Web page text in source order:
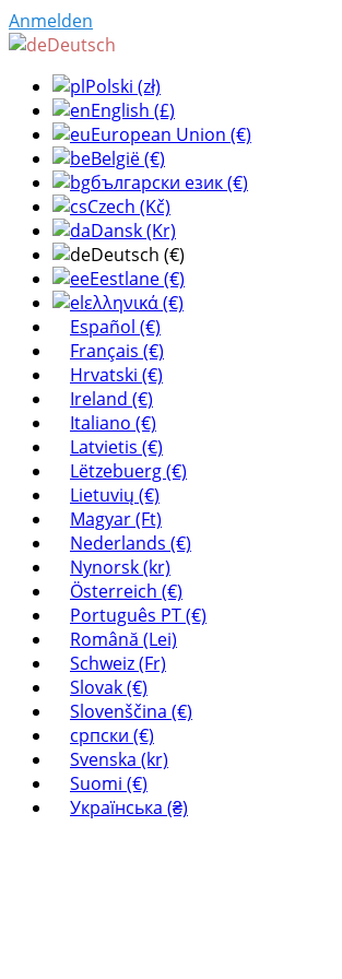
Anmelden
Deutsch
Polski (zł)
English (£)
European Union (€)
België (€)
български език (€)
Czech (Kč)
Dansk (Kr)
Deutsch (€)
Eestlane (€)
ελληνικά (€)
Español (€)
Français (€)
Hrvatski (€)
Ireland (€)
Italiano (€)
Latvietis (€)
Lëtzebuerg (€)
Lietuvių (€)
Magyar (Ft)
Nederlands (€)
Nynorsk (kr)
Österreich (€)
Português PT (€)
Română (Lei)
Schweiz (Fr)
Slovak (€)
Slovenščina (€)
српски (€)
Svenska (kr)
Suomi (€)
Українська (₴)